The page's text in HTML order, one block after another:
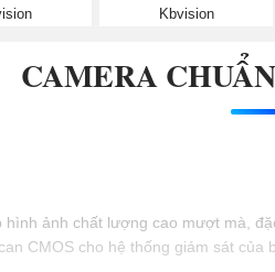
Kbvision
CAMERA
ảnh chất lượng cao mượt mà,
CMOS cho hệ thống giám sát của